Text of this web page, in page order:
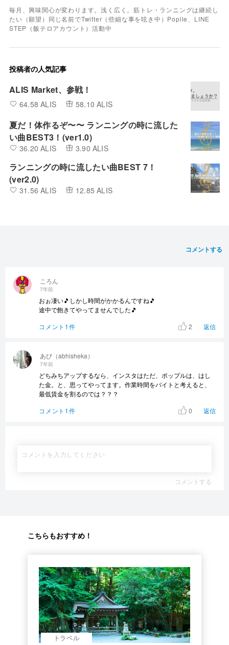
毎月、興味関心が変わります。浅く広く。筋トレ・ランニングは継続し
たい（願望）同じ名前でTwitter（些細な事を呟き中）Poplle、LINE
STEP（飯テロアカウント）活動中
投稿者の人気記事
ALIS Market、参戦！
64.58 ALIS 58.10 ALIS
夏だ！体作るぞ〜〜 ランニングの時に流した
い曲BEST3！(ver1.0)
36.20 ALIS 3.90 ALIS
ランニングの時に流したい曲BEST 7！
(ver2.0)
31.56 ALIS 12.85 ALIS
コメントする
あび（abhisheka）
7年前
どちみちアップするなら、インスタはただ、ポップルは、はし
た金。と、思ってやってます。作業時間をバイトと考えると、
最低賃金を割るのでは？？？
コメント1件
0 返信
ころん
7年前
おぉ凄い🎵しかし時間がかかるんですね🎵
途中で飽きてやってませんでした🎵
コメント1件
2 返信
コメントする
こちらもおすすめ！
トラベル